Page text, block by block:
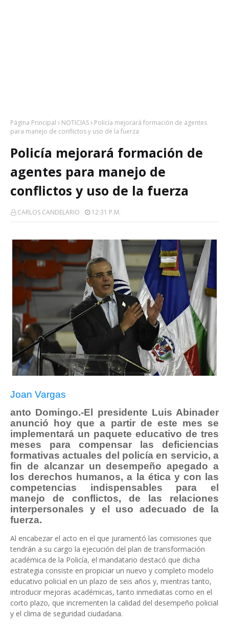
Página Principal NOTICIAS
Policía mejorará formación de agentes
para manejo de conflictos y uso de la fuerza
Policía mejorará formación de
agentes para manejo de
conflictos y uso de la fuerza
CARLOS CANDELARIO 12:31 P.m.
Joan Vargas
anto Domingo.-El presidente Luis Abinader
anunció hoy que a partir de este mes se
implementará un paquete educativo de tres
meses para compensar las deficiencias
formativas actuales del policía en servicio, a
fin de alcanzar un desempeño apegado a
los derechos humanos, a la ética y con las
competencias indispensables para el
manejo de conflictos, de las relaciones
interpersonales y el uso adecuado de la
fuerza.
Al encabezar el acto en el que juramentó las comisiones que
tendrán a su cargo la ejecución del plan de transformación
académica de la Policía, el mandatario destacó que dicha
estrategia consiste en propiciar un nuevo y completo modelo
educativo policial en un plazo de seis años y, mientras tanto,
introducir mejoras académicas, tanto inmediatas como en el
corto plazo, que incrementen la calidad del desempeño policial
y el clima de seguridad ciudadana.